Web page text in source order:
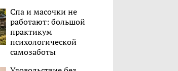
Спа и масочки не
работают: большой
практикум
психологической
самозаботы